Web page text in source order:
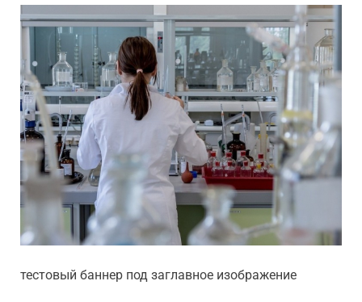
тестовый баннер под заглавное изображение